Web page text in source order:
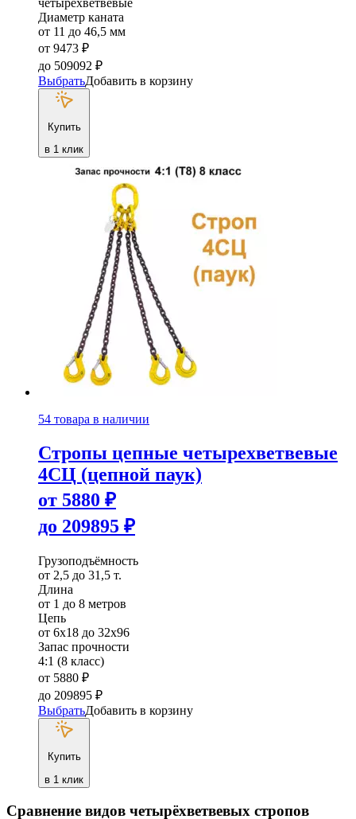
Диаметр каната
от 11 до 46,5 мм
от 9473 ₽
до 509092 ₽
ВыбратьДобавить в корзину
Купить
в 1 клик
54 товара в наличии
Стропы цепные четырехветвевые
4СЦ (цепной паук)
от 5880 ₽
до 209895 ₽
Грузоподъёмность
от 2,5 до 31,5 т.
Длина
от 1 до 8 метров
Цепь
от 6х18 до 32х96
Запас прочности
4:1 (8 класс)
от 5880 ₽
до 209895 ₽
ВыбратьДобавить в корзину
Купить
в 1 клик
Сравнение видов четырёхветвевых стропов